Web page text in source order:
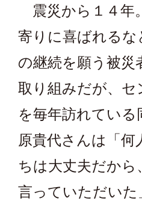
震災から１４年
寄りに喜ばれるな
の継続を願う被
取り組みだが、セ
を毎年訪れてい
原貴代さんは「
ちは大丈夫だか
言っていただいた